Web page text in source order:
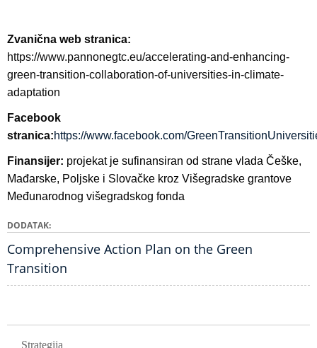
Zvanična web stranica:
https://www.pannonegtc.eu/accelerating-and-enhancing-
green-transition-collaboration-of-universities-in-climate-
adaptation
Facebook
stranica:https://www.facebook.com/
Finansijer: projekat je sufinansiran od strane vlada Češke,
Mađarske, Poljske i Slovačke kroz Višegradske grantove
Međunarodnog višegradskog fonda
DODATAK
Comprehensive Action Plan on the Green
Transition
Strategija